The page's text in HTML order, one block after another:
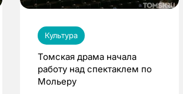
Культура
Томская драма начала
работу над спектаклем по
Мольеру